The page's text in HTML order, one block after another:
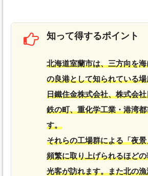
知って得するポイント
北海道室蘭市は、三方向を
の良港として知られている
日鐵住金株式会社、株式会
鉄の町、重化学工業・港湾
す。
それらの工場群による「夜
頻繁に取り上げられるほど
光客が訪れます。また北の